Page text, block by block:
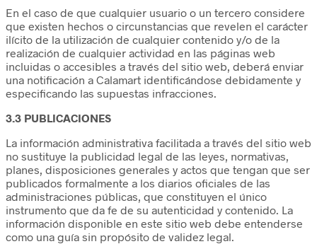
En el caso de que cualquier usuario o un tercero considere
que existen hechos o circunstancias que revelen el carácter
ilícito de la utilización de cualquier contenido y/o de la
realización de cualquier actividad en las páginas web
incluidas o accesibles a través del sitio web, deberá enviar
una notificación a Calamart identificándose debidamente y
especificando las supuestas infracciones.
3.3 PUBLICACIONES
La información administrativa facilitada a través del sitio web
no sustituye la publicidad legal de las leyes, normativas,
planes, disposiciones generales y actos que tengan que ser
publicados formalmente a los diarios oficiales de las
administraciones públicas, que constituyen el único
instrumento que da fe de su autenticidad y contenido. La
información disponible en este sitio web debe entenderse
como una guía sin propósito de validez legal.